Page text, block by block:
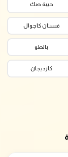
جيبة صك
فستان كاجوال
بالطو
كارديجان